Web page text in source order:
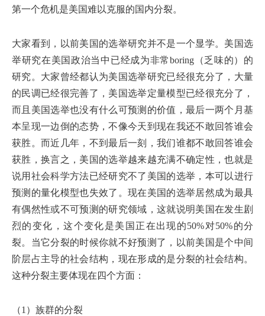
第一个危机是美国难以克服的国内分裂。
大家看到，以前美国的选举研究并不是一个显学。美国选
举研究在美国政治当中已经成为非常boring（乏味的）的
研究。大家曾经都认为美国选举研究已经很充分了，大量
的民调已经很完善了，美国选举定量模型已经很充分了，
而且美国选举也没有什么可预测的价值，最后一两个月基
本呈现一边倒的态势，不像今天到现在我还不敢回答谁会
获胜。而近几年，不到最后一刻，我们谁都不敢回答谁会
获胜，换言之，美国的选举越来越充满不确定性，也就是
说用社会科学方法已经研究不了美国的选举，本可以进行
预测的量化模型也失效了。现在美国的选举居然成为最具
有偶然性或不可预测的研究领域，这就说明美国在发生剧
烈的变化，这个变化是美国正在出现的50%对50%的分
裂。当它分裂的时候你就不好预测了，以前美国是个中间
阶层占主导的社会结构，现在形成的是分裂的社会结构。
这种分裂主要体现在四个方面：
（1）族群的分裂